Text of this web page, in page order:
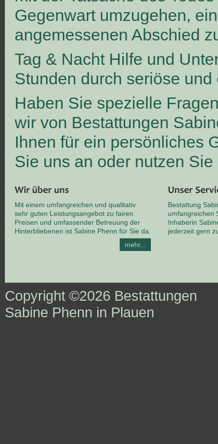
Gegenwart umzugehen,
angemessenen Abschied
Tag & Nacht Hilfe und
Stunden durch seriöse
Haben Sie spezielle
wir von Bestattungen
Ihnen für ein persönliches
Sie uns an oder nutzen
Mit einem umfangreichen und qualitativ
sehr guten Leistungsangebot zu fairen
Preisen und umfassender Betreuung der
Hinterbliebenen ist Sabine Phenn für Sie da.
mehr...
Bestattung
umfangreichen
Inhaberin
jederzeit gern
Copyright ©2026 Bestattungen
Sabine Phenn in Plauen